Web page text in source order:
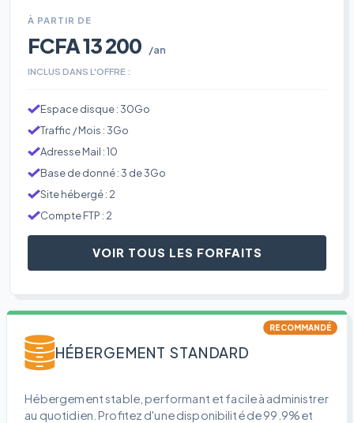
À PARTIR DE
FCFA 13 200 /an
INCLUS DANS L'OFFRE :
Espace disque : 30Go
Traffic / Mois : 3Go
Adresse Mail : 10
Base de donné : 3 de 3Go
Site hébergé : 2
Compte FTP : 2
VOIR TOUS LES FORFAITS
RECOMMANDÉ
HÉBERGEMENT STANDARD
Hébergement stable, performant et facile à administrer
au quotidien. Profitez d'une disponibilité de 99.9% et